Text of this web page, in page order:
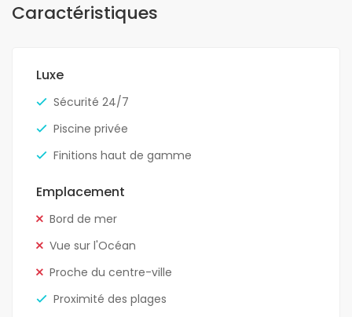
Caractéristiques
Luxe
Sécurité 24/7
Piscine privée
Finitions haut de gamme
Emplacement
Bord de mer
Vue sur l'Océan
Proche du centre-ville
Proximité des plages